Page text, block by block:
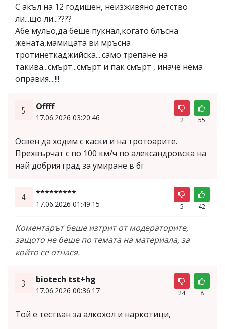
С акъл на 12 годишен, неизживяно детство
ли...що ли...????
Абе мульо,да беше пукнал,когато блъсна
жената,мамицата ви мръсна
тротинеткаджийска....само трепане на
такива...смърт...смърт и пак смърт , иначе нема
оправия....!!!
5. Offff
17.06.2026 03:20:46 2 55
Освен да ходим с каски и на тротоарите.
Прехвърчат с по 100 км/ч по александровска на
най добрия град за умиране в бг
4. *********
17.06.2026 01:49:15 5 42
Коментарът беше изтрит от модераторите,
защото не беше по темата на материала, за
който се отнася.
3. biotech tst+hg
17.06.2026 00:36:17 24 8
Той е тестван за алкохол и наркотици,